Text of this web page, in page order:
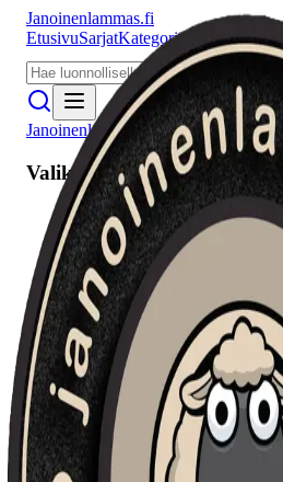
Janoinenlammas.fi
EtusivuSarjatKategoriat PuhujatMeistä
Janoinenlammas.fi
Valikko
Etusivu
Sarjat
Kategoriat
Puhujat
Haku
Tietosuojaseloste
Seuraa meitä
Facebook Instagram
© 2026 Janoinenlammas.fi. Kaikki